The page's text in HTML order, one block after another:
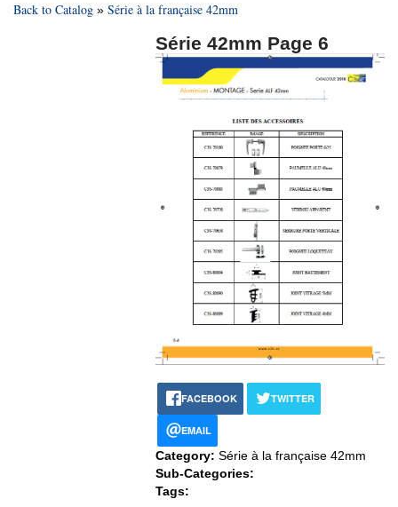
Back to Catalog Série à la française 42mm
Série 42mm Page 6
FACEBOOK TWITTER
EMAIL
Category: Série à la française 42mm
Sub-Categories:
Tags: